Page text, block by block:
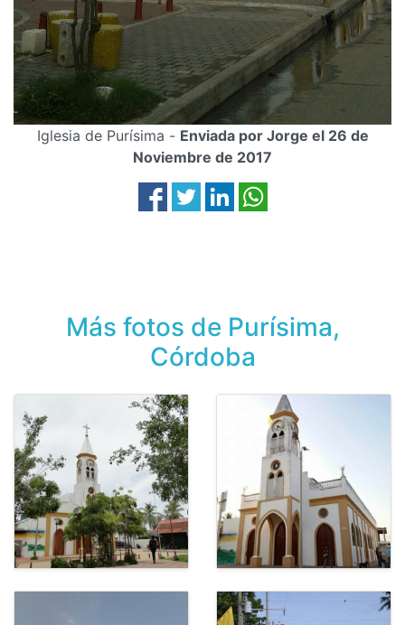
Iglesia de Purísima - Enviada por Jorge el 26 de
Noviembre de 2017
Más fotos de Purísima,
Córdoba